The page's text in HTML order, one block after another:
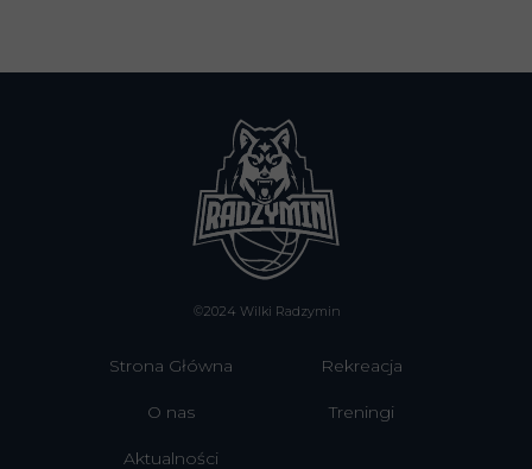
Strona Główna
O nas
Aktualności
Rekreacja
Treningi
©2024 Wilki Radzymin